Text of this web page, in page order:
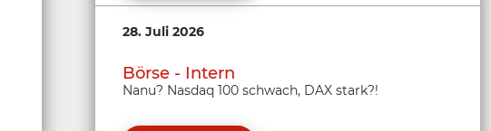
28. Juli 2026
Börse - Intern
Nanu? Nasdaq 100 schwach, DAX stark?!